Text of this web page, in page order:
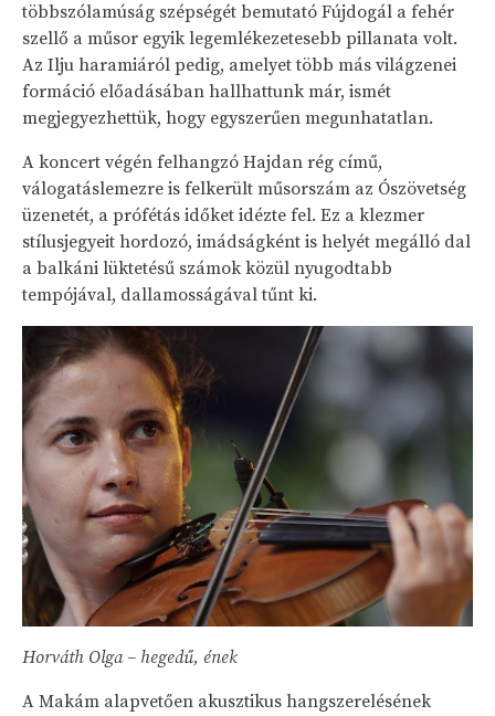
többszólamúság szépségét bemutató Fújdogál a fehér
szellő a műsor egyik legemlékezetesebb pillanata volt.
Az Ilju haramiáról pedig, amelyet több más világzenei
formáció előadásában hallhattunk már, ismét
megjegyezhettük, hogy egyszerűen megunhatatlan.
A koncert végén felhangzó Hajdan rég című,
válogatáslemezre is felkerült műsorszám az Ószövetség
üzenetét, a prófétás időket idézte fel. Ez a klezmer
stílusjegyeit hordozó, imádságként is helyét megálló dal
a balkáni lüktetésű számok közül nyugodtabb
tempójával, dallamosságával tűnt ki.
Horváth Olga – hegedű, ének
A Makám alapvetően akusztikus hangszerelésének